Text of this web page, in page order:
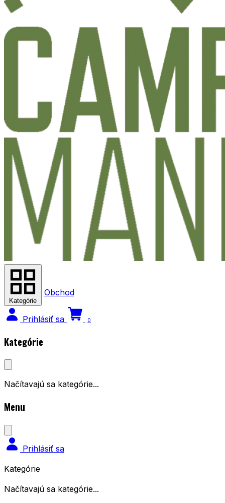
Kategórie
Obchod
Prihlásiť sa 0
Kategórie
Načítavajú sa kategórie...
Menu
Prihlásiť sa
Kategórie
Načítavajú sa kategórie...